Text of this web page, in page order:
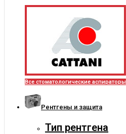
Все стоматологические аспираторы
Рентгены и защита
Тип рентгена